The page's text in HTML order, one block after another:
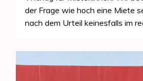
der Frage wie hoch eine Miete
nach dem Urteil keinesfalls im